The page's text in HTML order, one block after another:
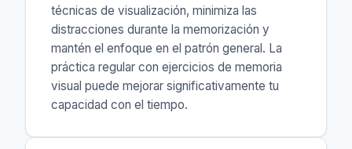
técnicas de visualización, minimiza las
distracciones durante la memorización y
mantén el enfoque en el patrón general. La
práctica regular con ejercicios de memoria
visual puede mejorar significativamente tu
capacidad con el tiempo.